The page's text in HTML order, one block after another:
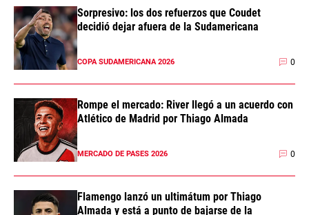
Sorpresivo: los dos refuerzos que Coudet
decidió dejar afuera de la Sudamericana
COPA SUDAMERICANA 2026 0
Rompe el mercado: River llegó a un acuerdo con
Atlético de Madrid por Thiago Almada
MERCADO DE PASES 2026 0
Flamengo lanzó un ultimátum por Thiago
Almada y está a punto de bajarse de la